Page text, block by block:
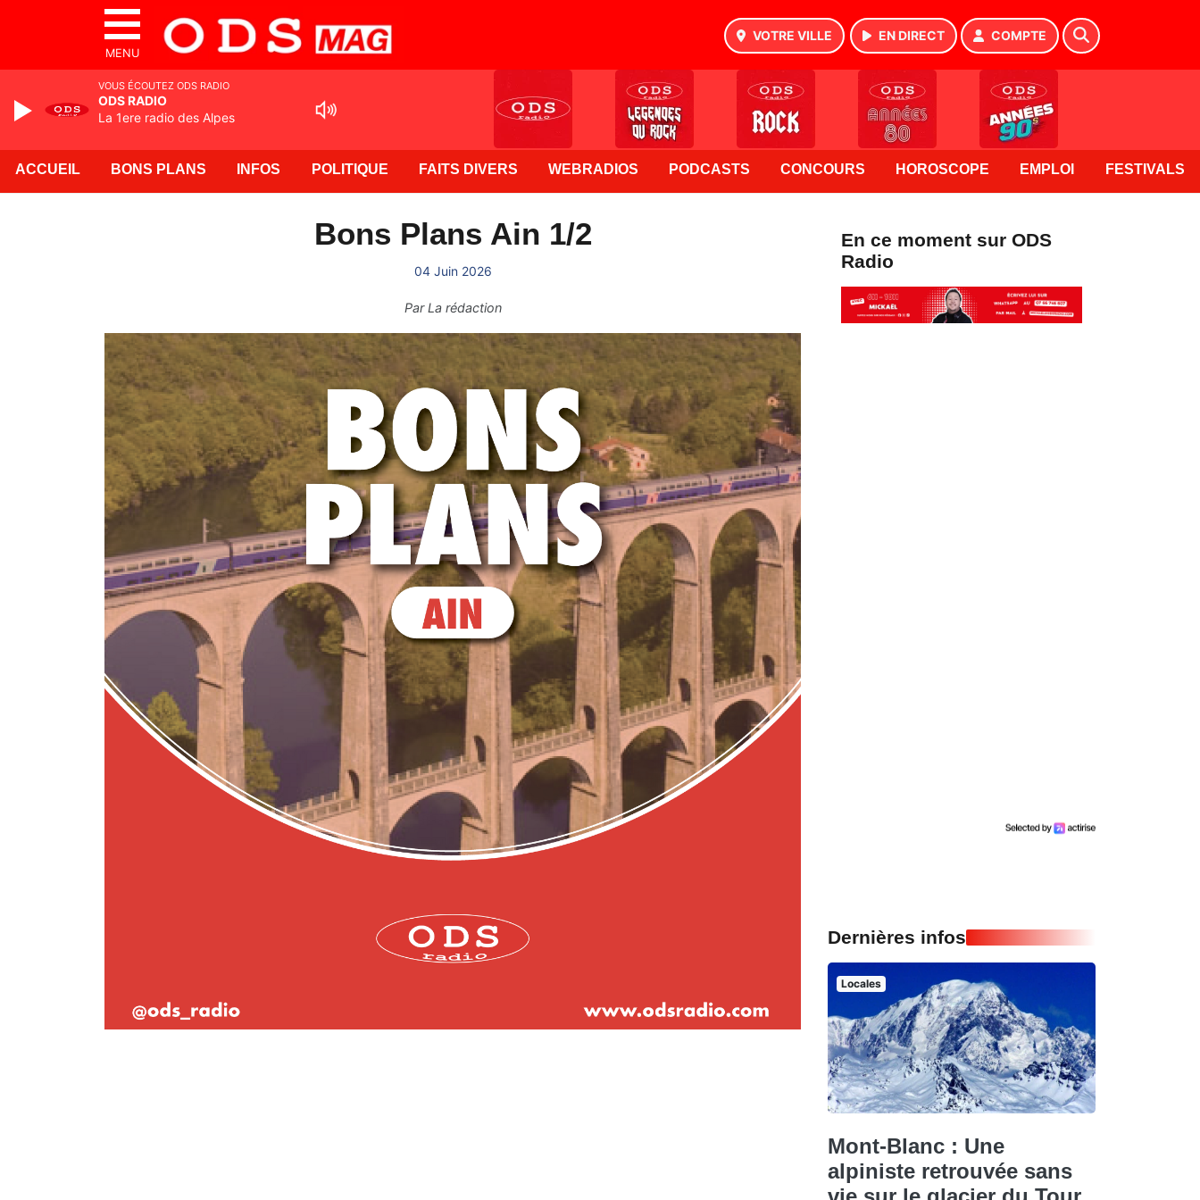
MENU
VOTRE VILLE EN DIRECT COMPTE
ACCUEIL BONS PLANS INFOS POLITIQUE FAITS DIVERS WEBRADIOS PODCASTS CONCOURS HOROSCOPE EMPLOI FESTIVALS
Bons Plans Ain 1/2
04 Juin 2026
ParLa rédaction
En ce moment sur ODS
Radio
Dernières infos
Locales
Mont-Blanc : Une
alpiniste retrouvée sans
VOUS ÉCOUTEZ ODS RADIO
ODS RADIO
La 1ere radio des Alpes